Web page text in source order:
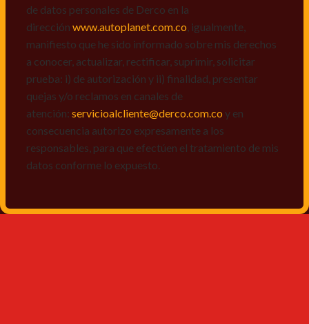
datos conforme lo expuesto.
de datos personales de Derco en la
dirección www.autoplanet.com.co , igualmente,
manifiesto que he sido informado sobre mis derechos
a conocer, actualizar, rectificar, suprimir, solicitar
prueba: i) de autorización y ii) finalidad, presentar
quejas y/o reclamos en canales de
atención: servicioalcliente@derco.com.co y en
consecuencia autorizo expresamente a los
responsables, para que efectúen el tratamiento de mis
datos conforme lo expuesto.